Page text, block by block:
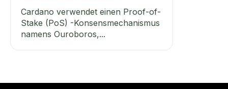
Cardano verwendet einen Proof-of-
Stake (PoS) -Konsensmechanismus
namens Ouroboros,...